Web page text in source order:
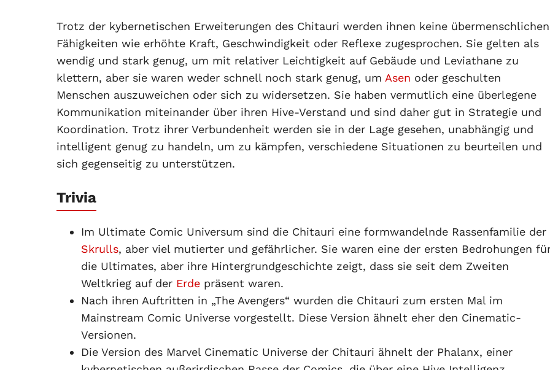
Trotz der kybernetischen Erweiterungen des Chitauri werden ihnen keine übermenschlichen
Fähigkeiten wie erhöhte Kraft, Geschwindigkeit oder Reflexe zugesprochen. Sie gelten als
wendig und stark genug, um mit relativer Leichtigkeit auf Gebäude und Leviathane zu
klettern, aber sie waren weder schnell noch stark genug, um Asen oder geschulten
Menschen auszuweichen oder sich zu widersetzen. Sie haben vermutlich eine überlegene
Kommunikation miteinander über ihren Hive-Verstand und sind daher gut in Strategie und
Koordination. Trotz ihrer Verbundenheit werden sie in der Lage gesehen, unabhängig und
intelligent genug zu handeln, um zu kämpfen, verschiedene Situationen zu beurteilen und
sich gegenseitig zu unterstützen.
Trivia
Im Ultimate Comic Universum sind die Chitauri eine formwandelnde Rassenfamilie der
Skrulls, aber viel mutierter und gefährlicher. Sie waren eine der ersten Bedrohungen
die Ultimates, aber ihre Hintergrundgeschichte zeigt, dass sie seit dem Zweiten
Weltkrieg auf der Erde präsent waren.
Nach ihren Auftritten in „The Avengers“ wurden die Chitauri zum ersten Mal im
Mainstream Comic Universe vorgestellt. Diese Version ähnelt eher den Cinematic-
Versionen.
Die Version des Marvel Cinematic Universe der Chitauri ähnelt der Phalanx, einer